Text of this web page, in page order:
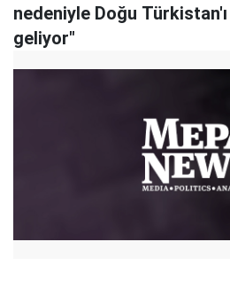
nedeniyle Doğu
geliyor"